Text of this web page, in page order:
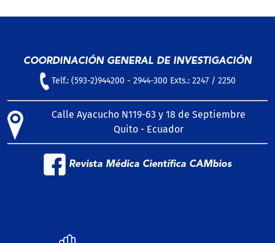
COORDINACIÓN GENERAL DE INVESTIGACIÓN
Telf.: (593-2)944200 - 2944-300 Exts.: 2247 / 2250
Calle Ayacucho N119-63 y 18 de Septiembre
Quito - Ecuador
Revista Médica Científica CAMbios